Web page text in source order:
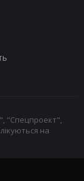
"Спецпроект",
на